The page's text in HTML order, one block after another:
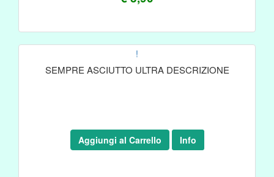
!
SEMPRE ASCIUTTO ULTRA DESCRIZIONE
Aggiungi al Carrello Info